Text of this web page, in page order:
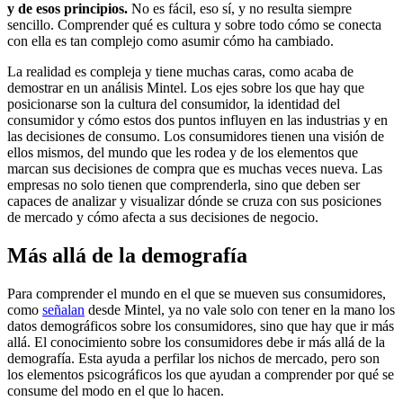
y de esos principios. No es fácil, eso sí, y no resulta siempre
sencillo. Comprender qué es cultura y sobre todo cómo se conecta
con ella es tan complejo como asumir cómo ha cambiado.
La realidad es compleja y tiene muchas caras, como acaba de
demostrar en un análisis Mintel. Los ejes sobre los que hay que
posicionarse son la cultura del consumidor, la identidad del
consumidor y cómo estos dos puntos influyen en las industrias y en
las decisiones de consumo. Los consumidores tienen una visión de
ellos mismos, del mundo que les rodea y de los elementos que
marcan sus decisiones de compra que es muchas veces nueva. Las
empresas no solo tienen que comprenderla, sino que deben ser
capaces de analizar y visualizar dónde se cruza con sus posiciones
de mercado y cómo afecta a sus decisiones de negocio.
Más allá de la demografía
Para comprender el mundo en el que se mueven sus consumidores,
como señalan desde Mintel, ya no vale solo con tener en la mano los
datos demográficos sobre los consumidores, sino que hay que ir más
allá. El conocimiento sobre los consumidores debe ir más allá de la
demografía. Esta ayuda a perfilar los nichos de mercado, pero son
los elementos psicográficos los que ayudan a comprender por qué se
consume del modo en el que lo hacen.